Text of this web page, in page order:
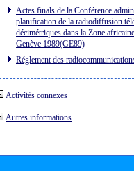
Actes finals de la Conférence
planification de la radiodiffusion
décimétriques dans la Zone
Genève 1989(GE89)
Réglement des
Activités connexes
Autres informations